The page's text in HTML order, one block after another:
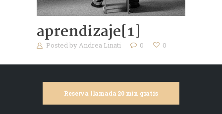
aprendizaje[1]
Posted byAndrea Linati 0 0
Reserva llamada 20 min gratis